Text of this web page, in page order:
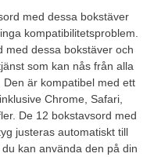
med dessa bokstäver
kompatibilitetsproblem.
med dessa bokstäver och
som kan nås från alla
är kompatibel med ett
Chrome, Safari,
De 12 bokstavsord med
justeras automatiskt till
kan använda den på din